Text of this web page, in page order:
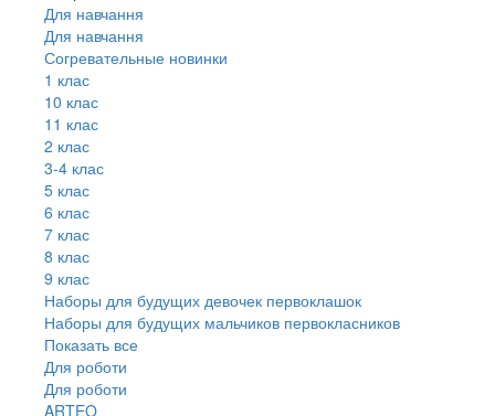
Для навчання
Для навчання
Согревательные новинки
1 клас
10 клас
11 клас
2 клас
3-4 клас
5 клас
6 клас
7 клас
8 клас
9 клас
Наборы для будущих девочек первоклашок
Наборы для будущих мальчиков первокласников
Показать все
Для роботи
Для роботи
ARTEO